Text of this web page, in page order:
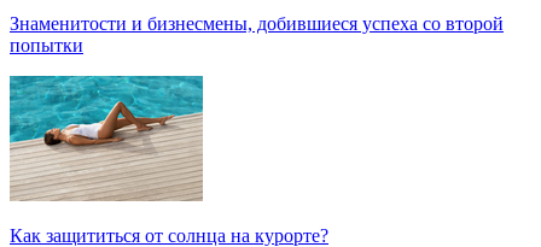
Знаменитости и бизнесмены, добившиеся успеха со второй
попытки
Как защититься от солнца на курорте?